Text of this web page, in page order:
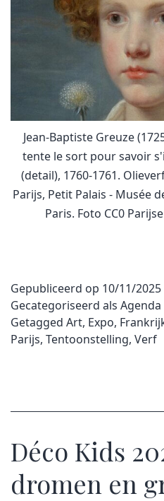
Jean-Baptiste Greuze
tente le sort pour savoir
(detail), 1760-1761.
Parijs, Petit Palais - Musée
Paris. Foto CC0
Gepubliceerd op 10/11/2025
Gecategoriseerd als Agenda
Getagged Art, Expo,
Parijs, Tentoonstelling, Verf
Déco Kids
dromen en